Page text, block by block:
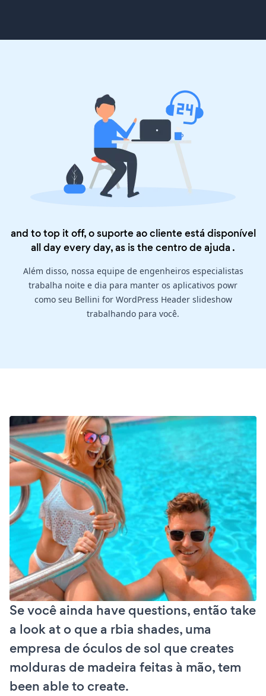
and to top it off, o suporte ao cliente está disponível
all day every day, as is thecentro de ajuda .
Além disso, nossa equipe de engenheiros especialistas
trabalha noite e dia para manter os aplicativos powr
como seu Bellini for WordPress Header slideshow
trabalhando para você.
Se você ainda have questions, então take
a look at o que a rbia shades, uma
empresa de óculos de sol que creates
molduras de madeira feitas à mão, tem
been able to create.